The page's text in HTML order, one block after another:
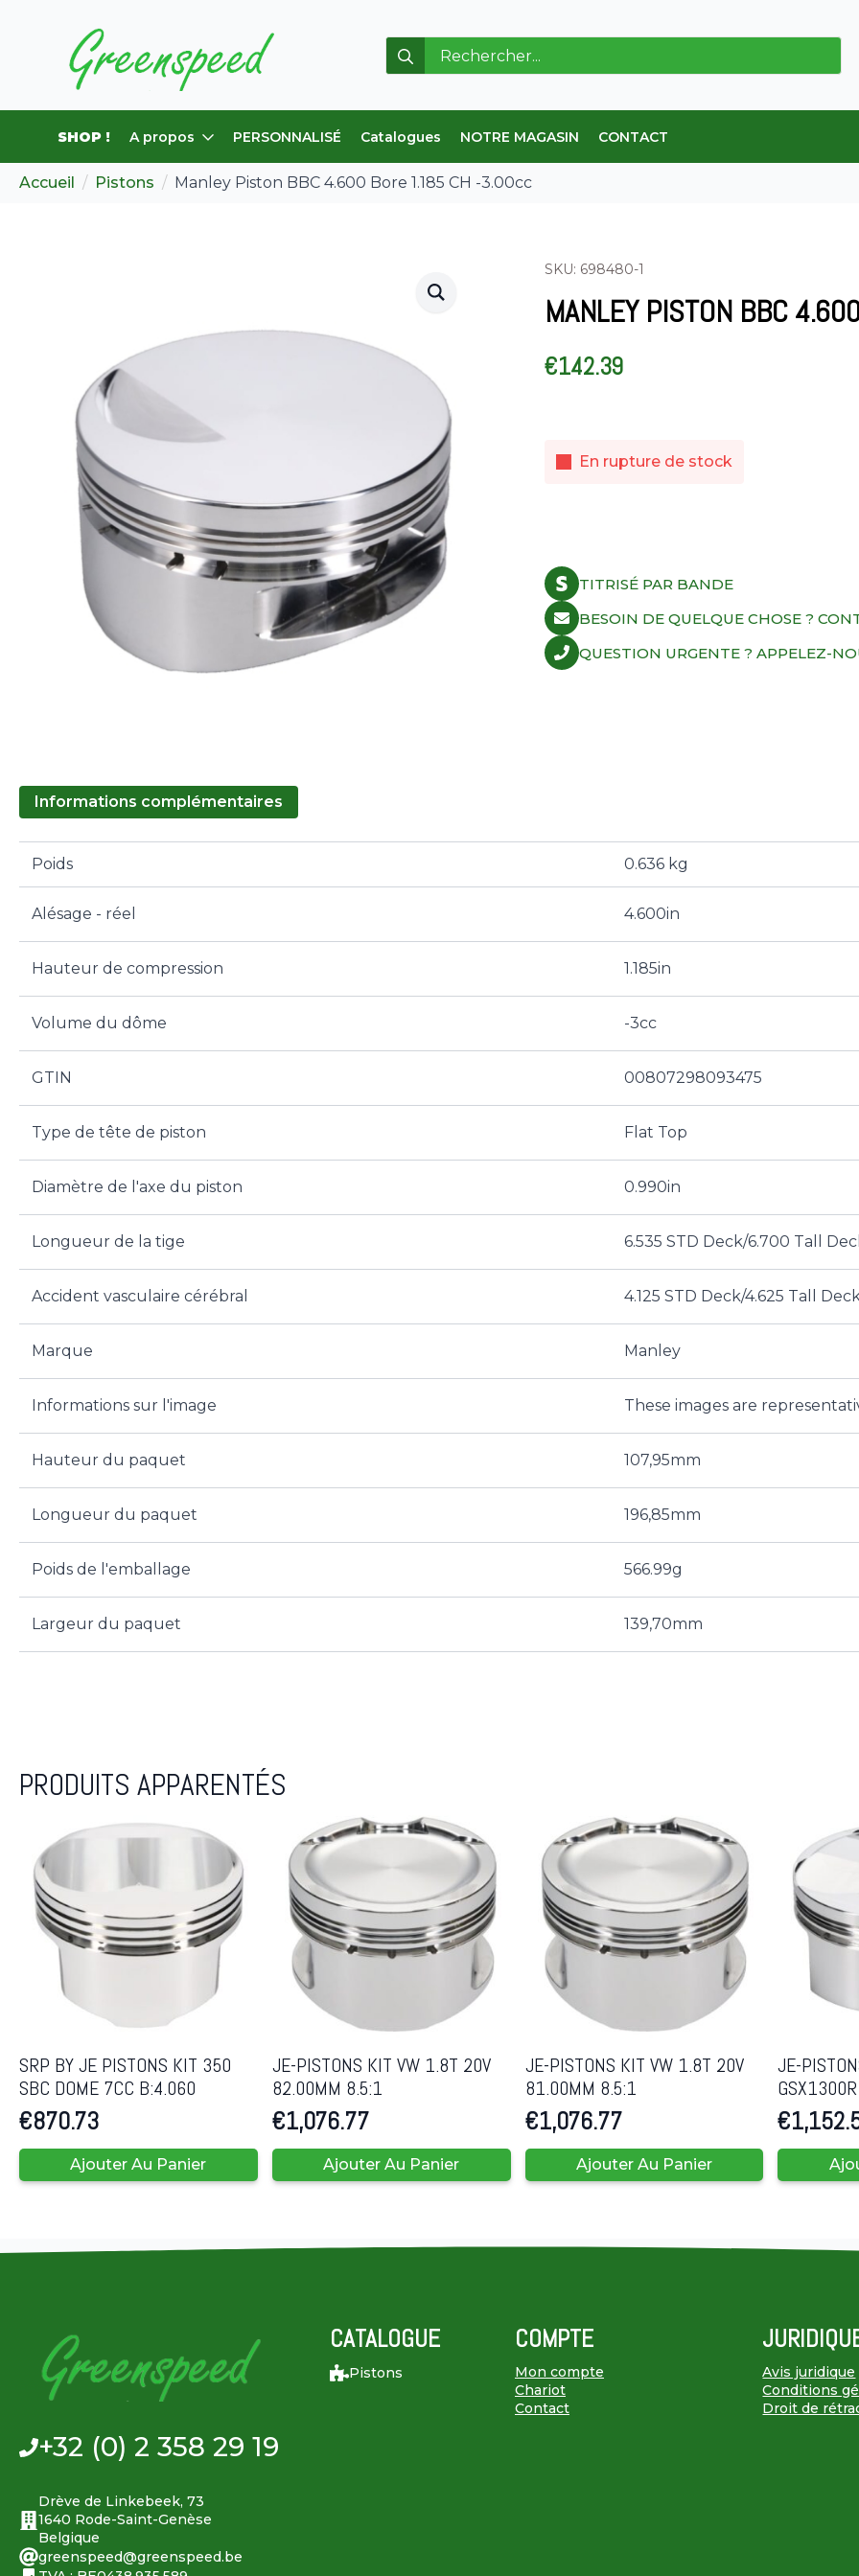
Recherche
de
SHOP ! A propos PERSONNALISÉ Catalogues NOTRE MAGASIN CONTACT
Accueil Pistons Manley Piston BBC 4.600 Bore 1.185 CH -3.00cc
SKU: 698480-1
MANLEY PISTON BBC
€142.39
En rupture de stock
TITRISÉ PAR BANDE
BESOIN DE QUELQUE CHOSE ?
QUESTION URGENTE ? APPELEZ-
Informations complémentaires
Poids 0.636 kg
Alésage - réel 4.600in
Hauteur de compression 1.185in
Volume du dôme -3cc
GTIN 00807298093475
Type de tête de piston Flat Top
Diamètre de l'axe du piston 0.990in
Longueur de la tige 6.535 STD Deck/6.700 Tall
Accident vasculaire cérébral 4.125 STD Deck/4.625 Tall
Marque Manley
Informations sur l'image These images are
Hauteur du paquet 107,95mm
Longueur du paquet 196,85mm
Poids de l'emballage 566.99g
Largeur du paquet 139,70mm
PRODUITS APPARENTÉS
SRP BY JE PISTONS KIT 350
SBC DOME 7CC B:4.060
€870.73
Ajouter Au Panier
JE-PISTONS KIT VW 1.8T 20V
82.00MM 8.5:1
€1,076.77
Ajouter Au Panier
JE-PISTONS KIT VW 1.8T 20V
81.00MM 8.5:1
€1,076.77
Ajouter Au Panier
JE-
€
+32 (0) 2 358 29 19
Drève de Linkebeek, 73
1640 Rode-Saint-Genèse
Belgique
greenspeed@greenspeed.be
CATALOGUE
Pistons
COMPTE
Mon compte
Chariot
Contact
Avis juridique
Conditions
Droit de